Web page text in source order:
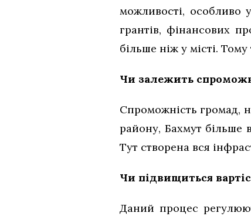
можливості, особливо
грантів, фінансових
більше ніж у місті.
Чи залежить
Спроможність громад,
району, Бахмут більше
Тут створена вся
Чи підвищиться
Даний процес